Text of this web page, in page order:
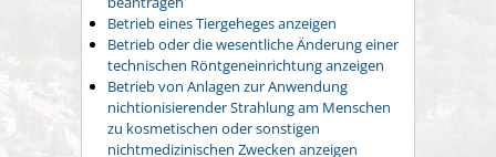
Betrieb eines Tiergeheges anzeigen
Betrieb oder die wesentliche Änderung einer
technischen Röntgeneinrichtung anzeigen
Betrieb von Anlagen zur Anwendung
nichtionisierender Strahlung am Menschen
zu kosmetischen oder sonstigen
nichtmedizinischen Zwecken anzeigen